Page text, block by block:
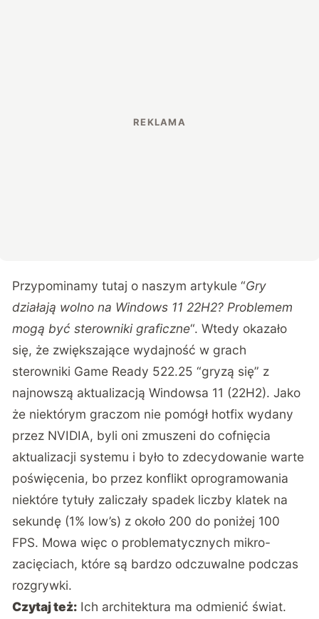
Przypominamy tutaj o naszym artykule “Gry
działają wolno na Windows 11 22H2? Problemem
mogą być sterowniki graficzne“. Wtedy okazało
się, że zwiększające wydajność w grach
sterowniki Game Ready 522.25 “gryzą się” z
najnowszą aktualizacją Windowsa 11 (22H2). Jako
że niektórym graczom nie pomógł hotfix wydany
przez NVIDIA, byli oni zmuszeni do cofnięcia
aktualizacji systemu i było to zdecydowanie warte
poświęcenia, bo przez konflikt oprogramowania
niektóre tytuły zaliczały spadek liczby klatek na
sekundę (1% low’s) z około 200 do poniżej 100
FPS. Mowa więc o problematycznych mikro-
zacięciach, które są bardzo odczuwalne podczas
rozgrywki.
Czytaj też: Ich architektura ma odmienić świat.